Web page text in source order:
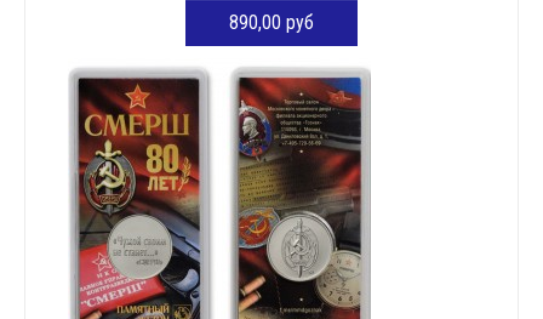
890,00 руб
ДОБАВИТЬ В КОРЗИНУ